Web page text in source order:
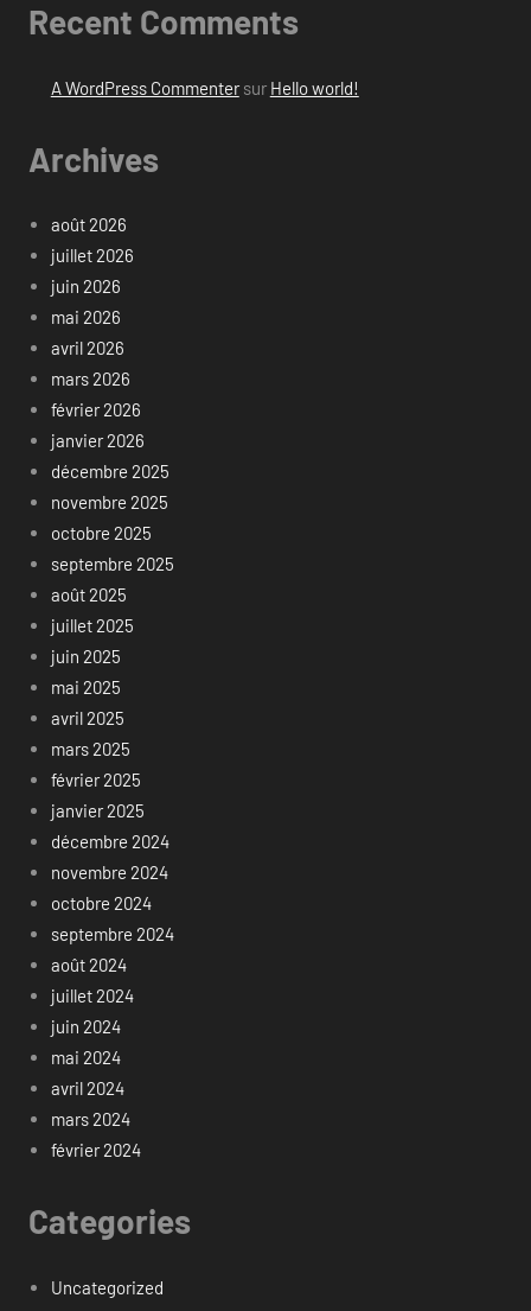
Recent Comments
A WordPress Commentersur Hello world!
Archives
août 2026
juillet 2026
juin 2026
mai 2026
avril 2026
mars 2026
février 2026
janvier 2026
décembre 2025
novembre 2025
octobre 2025
septembre 2025
août 2025
juillet 2025
juin 2025
mai 2025
avril 2025
mars 2025
février 2025
janvier 2025
décembre 2024
novembre 2024
octobre 2024
septembre 2024
août 2024
juillet 2024
juin 2024
mai 2024
avril 2024
mars 2024
février 2024
Categories
Uncategorized